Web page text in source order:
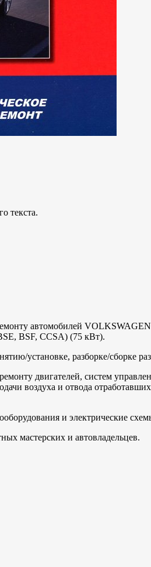
текста.
автомобилей
BSF, CCSA) (75 кВт).
установке, разборке/сборке
двигателей, систем
воздуха и отвода
и электрические
мастерских и автовладельцев.